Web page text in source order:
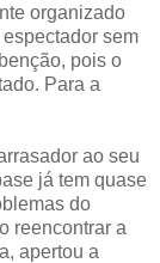
organizado
sem
pois o
Para a
ao seu
já tem quase
do
reencontrar a
apertou a